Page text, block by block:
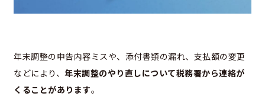
年末調整の申告内容ミスや、添付書類の漏れ、支払額の変更
などにより、 年末調整のやり直しについて税務署から連絡が
くることがあります。